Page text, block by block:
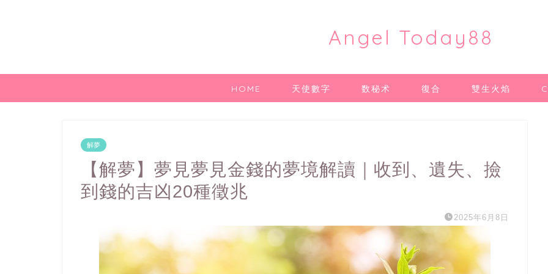
Angel Today88
HOME 天使數字 数秘术 復合 雙生火焰
解夢
【解夢】夢見夢見金錢的夢境解讀｜收到、遺失、撿
到錢的吉凶20種徵兆
2025年6月8日